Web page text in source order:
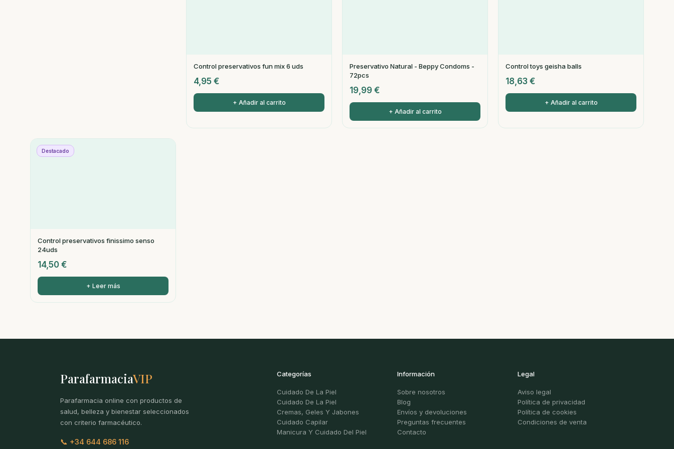
Control preservativos fun mix 6 uds
4,95 €
+ Añadir al carrito
Preservativo Natural - Beppy Condoms -
72pcs
19,99 €
+ Añadir al carrito
Control toys geisha balls
18,63 €
+ Añadir al carrito
Destacado
Control preservativos finissimo senso
24uds
14,50 €
+ Leer más
ParafarmaciaVIP
Parafarmacia online con productos de
salud, belleza y bienestar seleccionados
con criterio farmacéutico.
📞 +34 644 686 116
Categorías
Cuidado De La Piel
Cuidado De La Piel
Cremas, Geles Y Jabones
Cuidado Capilar
Manicura Y Cuidado Del Piel
Información
Sobre nosotros
Blog
Envíos y devoluciones
Preguntas frecuentes
Contacto
Legal
Aviso legal
Política de privacidad
Política de cookies
Condiciones de venta